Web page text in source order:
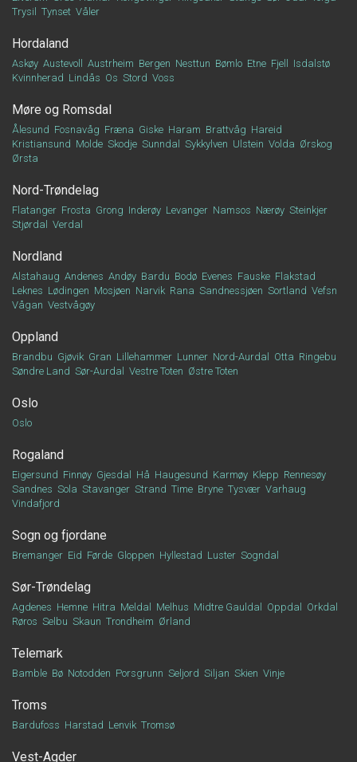
Trysil
Tynset Våler
Hordaland
Askøy Austevoll Austrheim Bergen Nesttun Bømlo Etne Fjell
Isdalstø
Kvinnherad Lindås Os Stord Voss
Møre og Romsdal
Ålesund Fosnavåg Fræna Giske Haram Brattvåg Hareid
Kristiansund Molde Skodje Sunndal Sykkylven Ulstein Volda Ørskog
Ørsta
Nord-Trøndelag
Flatanger Frosta Grong Inderøy Levanger Namsos Nærøy Steinkjer
Stjørdal
Verdal
Nordland
Alstahaug Andenes Andøy Bardu Bodø Evenes Fauske Flakstad
Leknes Lødingen Mosjøen Narvik Rana Sandnessjøen Sortland Vefsn
Vågan Vestvågøy
Oppland
Brandbu Gjøvik Gran Lillehammer Lunner Nord-Aurdal Otta Ringebu
Søndre Land Sør-Aurdal Vestre Toten Østre Toten
Oslo
Oslo
Rogaland
Eigersund Finnøy Gjesdal Hå Haugesund Karmøy Klepp Rennesøy
Sandnes Sola Stavanger Strand Time Bryne Tysvær Varhaug
Vindafjord
Sogn og fjordane
Bremanger Eid Førde Gloppen Hyllestad Luster Sogndal
Sør-Trøndelag
Agdenes Hemne Hitra Meldal Melhus Midtre Gauldal Oppdal
Orkdal
Røros Selbu Skaun Trondheim Ørland
Telemark
Bamble Bø Notodden Porsgrunn Seljord Siljan Skien Vinje
Troms
Bardufoss Harstad Lenvik Tromsø
Vest-Agder